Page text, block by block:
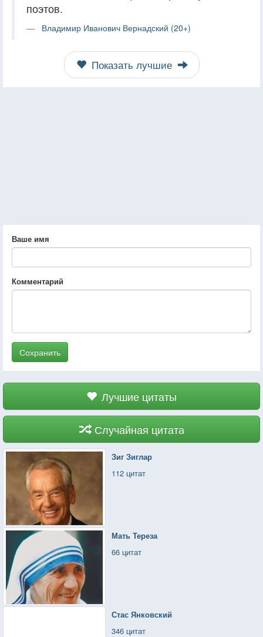
поэтов.
Владимир Иванович Вернадский (20+)
Показать лучшие
Ваше имя
Комментарий
Сохранить
Лучшие цитаты
Случайная цитата
Зиг Зиглар
112 цитат
Мать Тереза
66 цитат
Стас Янковский
346 цитат